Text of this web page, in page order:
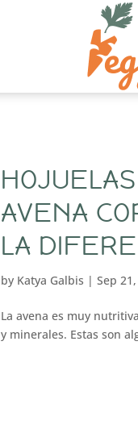
AVENA
LA
by Katya Galbis | Sep
La avena es muy
y minerales. Estas son